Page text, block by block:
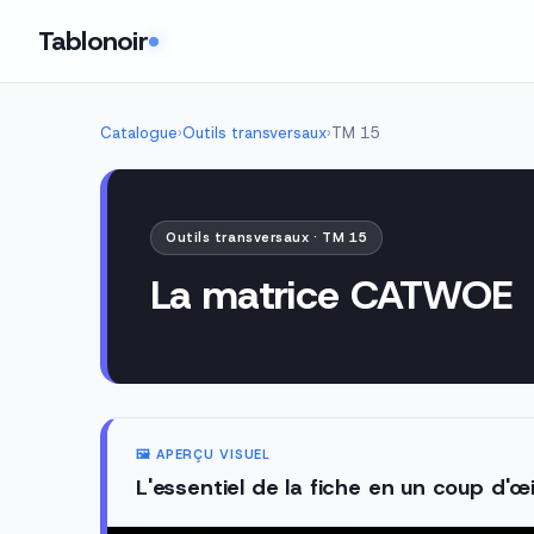
Tablonoir
Catalogue›Outils transversaux›TM 15
Outils transversaux · TM 15
La matrice CATWOE
🖼️ APERÇU VISUEL
L'essentiel de la fiche en un coup